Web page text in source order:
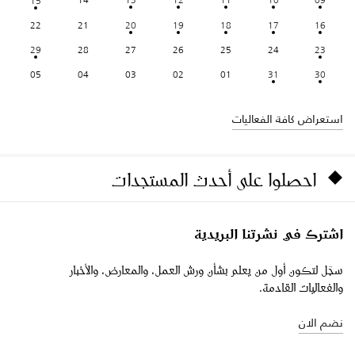
16
17
18
19
20
21
22
23
24
25
26
27
28
29
30
31
01
02
03
04
05
استعراض كافة الفعاليات
احصلوا على أحدث المستجدات
اشترك في نشرتنا البريدية
سجّل لتكون أول من يعلم بشأن ورش العمل، والمعارض، والأخبار
والفعاليات القادمة.
نضم الان